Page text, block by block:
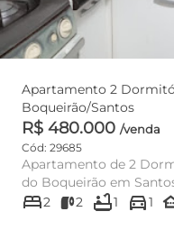
Apartamento 2
Boqueirão/Santos
R$ 480.000 /venda
Cód: 29685
Apartamento de 2
do Boqueirão em Santos/SP. De frente no 2º
prédio de...
bed2 2 bathtub1 directions_car1